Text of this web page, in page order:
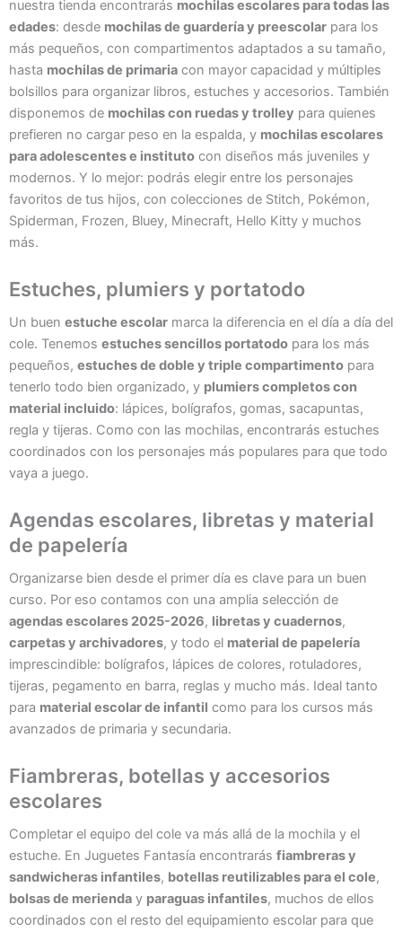
nuestra tienda encontrarás mochilas escolares para todas las
edades: desde mochilas de guardería y preescolar para los
más pequeños, con compartimentos adaptados a su tamaño,
hasta mochilas de primaria con mayor capacidad y múltiples
bolsillos para organizar libros, estuches y accesorios. También
disponemos de mochilas con ruedas y trolley para quienes
prefieren no cargar peso en la espalda, y mochilas escolares
para adolescentes e instituto con diseños más juveniles y
modernos. Y lo mejor: podrás elegir entre los personajes
favoritos de tus hijos, con colecciones de Stitch, Pokémon,
Spiderman, Frozen, Bluey, Minecraft, Hello Kitty y muchos
más.
Estuches, plumiers y portatodo
Un buen estuche escolar marca la diferencia en el día a día del
cole. Tenemos estuches sencillos portatodo para los más
pequeños, estuches de doble y triple compartimento para
tenerlo todo bien organizado, y plumiers completos con
material incluido: lápices, bolígrafos, gomas, sacapuntas,
regla y tijeras. Como con las mochilas, encontrarás estuches
coordinados con los personajes más populares para que todo
vaya a juego.
Agendas escolares, libretas y material
de papelería
Organizarse bien desde el primer día es clave para un buen
curso. Por eso contamos con una amplia selección de
agendas escolares 2025-2026, libretas y cuadernos,
carpetas y archivadores, y todo el material de papelería
imprescindible: bolígrafos, lápices de colores, rotuladores,
tijeras, pegamento en barra, reglas y mucho más. Ideal tanto
para material escolar de infantil como para los cursos más
avanzados de primaria y secundaria.
Fiambreras, botellas y accesorios
escolares
Completar el equipo del cole va más allá de la mochila y el
estuche. En Juguetes Fantasía encontrarás fiambreras y
sandwicheras infantiles, botellas reutilizables para el cole,
bolsas de merienda y paraguas infantiles, muchos de ellos
coordinados con el resto del equipamiento escolar para que